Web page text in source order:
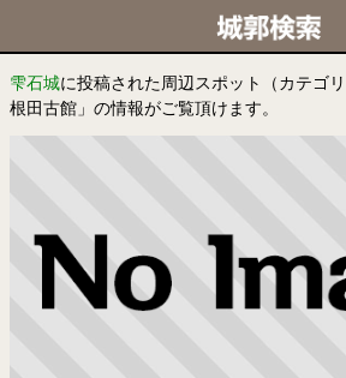
雫石城に投稿された周辺スポット（カテゴ
根田古館」の情報がご覧頂けます。